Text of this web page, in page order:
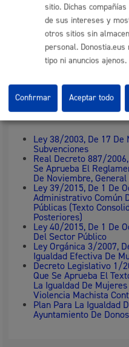
Responsable
Departamento:Dirección de
Normativa
Ley 38/2003, De 17 De
Subvenciones
Real Decreto 887/
Se Aprueba El
De Noviembre,
Ley 39/2015, De 1 De
Administrativo Común
Públicas (Texto
Posteriores)
Ley 40/2015, De 1 De
Del Sector Público
Ley Orgánica 3/2007,
Igualdad Efectiva De
Decreto Legislativo 1/
Que Se Aprueba El
La Igualdad De
Violencia Machista
Plan Para La Igualdad
Ayuntamiento De
sitio. Dichas
de sus intereses y
otros sitios sin
personal.
tipo ni anuncios ajenos.
Confirmar Aceptar todo